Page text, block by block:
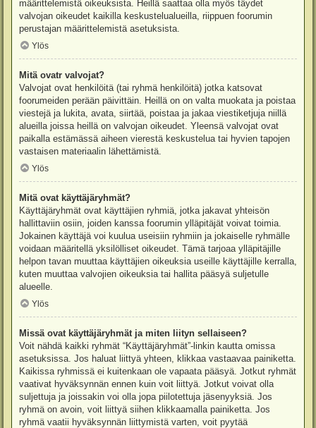
määrittelemistä oikeuksista. Heillä saattaa olla myös täydet
valvojan oikeudet kaikilla keskustelualueilla, riippuen foorumin
perustajan määrittelemistä asetuksista.
Ylös
Mitä ovatr valvojat?
Valvojat ovat henkilöitä (tai ryhmä henkilöitä) jotka katsovat
foorumeiden perään päivittäin. Heillä on on valta muokata ja poistaa
viestejä ja lukita, avata, siirtää, poistaa ja jakaa viestiketjuja niillä
alueilla joissa heillä on valvojan oikeudet. Yleensä valvojat ovat
paikalla estämässä aiheen vierestä keskustelua tai hyvien tapojen
vastaisen materiaalin lähettämistä.
Ylös
Mitä ovat käyttäjäryhmät?
Käyttäjäryhmät ovat käyttäjien ryhmiä, jotka jakavat yhteisön
hallittaviin osiin, joiden kanssa foorumin ylläpitäjät voivat toimia.
Jokainen käyttäjä voi kuulua useisiin ryhmiin ja jokaiselle ryhmälle
voidaan määritellä yksilölliset oikeudet. Tämä tarjoaa ylläpitäjille
helpon tavan muuttaa käyttäjien oikeuksia useille käyttäjille kerralla,
kuten muuttaa valvojien oikeuksia tai hallita pääsyä suljetulle
alueelle.
Ylös
Missä ovat käyttäjäryhmät ja miten liityn sellaiseen?
Voit nähdä kaikki ryhmät “Käyttäjäryhmät”-linkin kautta omissa
asetuksissa. Jos haluat liittyä yhteen, klikkaa vastaavaa painiketta.
Kaikissa ryhmissä ei kuitenkaan ole vapaata pääsyä. Jotkut ryhmät
vaativat hyväksynnän ennen kuin voit liittyä. Jotkut voivat olla
suljettuja ja joissakin voi olla jopa piilotettuja jäsenyyksiä. Jos
ryhmä on avoin, voit liittyä siihen klikkaamalla painiketta. Jos
ryhmä vaatii hyväksynnän liittymistä varten, voit pyytää